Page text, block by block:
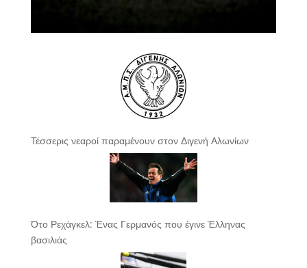
Τέσσερις νεαροί παραμένουν στον Διγενή Αλωνίων
Ότο Ρεχάγκελ: Ένας Γερμανός που έγινε Έλληνας
βασιλιάς